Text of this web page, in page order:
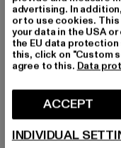
Art.Nr: 60020065-
Hersteller: Urban
Schanzenstraße 41 |
GRÖSSE &
advertising. In
or to use cookies.
your data in the USA
the EU data
this, click on "Custom
agree to this. Data
ACCEPT
INDIVIDUAL